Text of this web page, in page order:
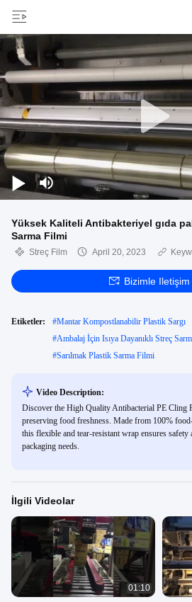
Yüksek Kaliteli Antibakteriyel gıda
Sarma Filmi
Streç Film April 20, 2023
Bizimle
Etiketler: #Mantar Kompostlanabilir Plastik Sargı
#Ambalaj İçin Isıya Dayanıklı Streç
#Sarılmak Plastik Sarma Filmi
Video Description:
Discover the High Quality Antibacterial PE Cling
preserving food freshness. Made from 100%
this flexible and tear-resistant wrap ensures
packaging needs.
İlgili Videolar
01:10